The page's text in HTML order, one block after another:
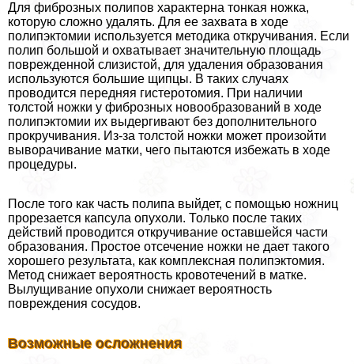
Для фиброзных полипов хаpaктерна тонкая ножка,
которую сложно удалять. Для ее захвата в ходе
полипэктомии используется методика откручивания. Если
полип большой и охватывает значительную площадь
поврежденной слизистой, для удаления образования
используются большие щипцы. В таких случаях
проводится передняя гистеротомия. При наличии
толстой ножки у фиброзных новообразований в ходе
полипэктомии их выдергивают без дополнительного
прокручивания. Из-за толстой ножки может произойти
выворачивание матки, чего пытаются избежать в ходе
процедуры.
После того как часть полипа выйдет, с помощью ножниц
прорезается капсула опухоли. Только после таких
действий проводится откручивание оставшейся части
образования. Простое отсечение ножки не дает такого
хорошего результата, как комплексная полипэктомия.
Метод снижает вероятность кровотечений в матке.
Вылущивание опухоли снижает вероятность
повреждения сосудов.
Возможные осложнения